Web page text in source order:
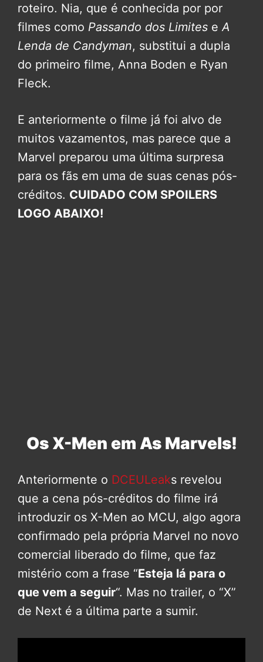
roteiro. Nia, que é conhecida por por
filmes como Passando dos Limites eA
Lenda de Candyman, substitui a dupla
do primeiro filme, Anna Boden e Ryan
Fleck.
E anteriormente o filme já foi alvo de
muitos vazamentos, mas parece que a
Marvel preparou uma última surpresa
para os fãs em uma de suas cenas pós-
créditos. CUIDADO COM SPOILERS
LOGO ABAIXO!
Os X-Men em As Marvels!
Anteriormente o DCEULeaks revelou
que a cena pós-créditos do filme irá
introduzir os X-Men ao MCU, algo agora
confirmado pela própria Marvel no novo
comercial liberado do filme, que faz
mistério com a frase “Esteja lá para o
que vem a seguir“. Mas no trailer, o “X”
de Next é a última parte a sumir.